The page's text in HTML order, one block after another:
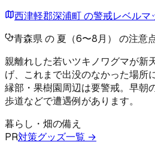
西津軽郡深浦町 の警戒レベル
青森県 の 夏（6〜8月） の注意
親離れした若いツキノワグマが新
げ、これまで出没のなかった場所
縁部・果樹園周辺は要警戒。早朝
歩道などで遭遇例があります。
暮らし・畑の備え
PR対策グッズ一覧 →